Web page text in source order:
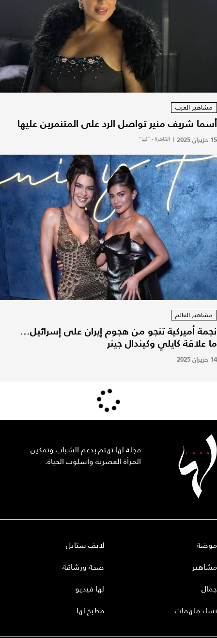
مشاهير العرب
أسما شريف منير تواصل الرد على المتنمرين عليها
15 حزيران 2025 | القاهرة - "لها"
مشاهير العالم
نجمة أميركية تنجو من هجوم إيران على إسرائيل...
ما علاقة كايلي وكيندال جينر
14 حزيران 2025
مجلة لها تهتم بدعم الشباب وتمكين
المرأة العصرية وأسلوب الحياة.
موضة
مشاهير
جمال
نساء ملهمات
لايف ستايل
صحة ورشاقة
لها فيديو
مطبخ لها